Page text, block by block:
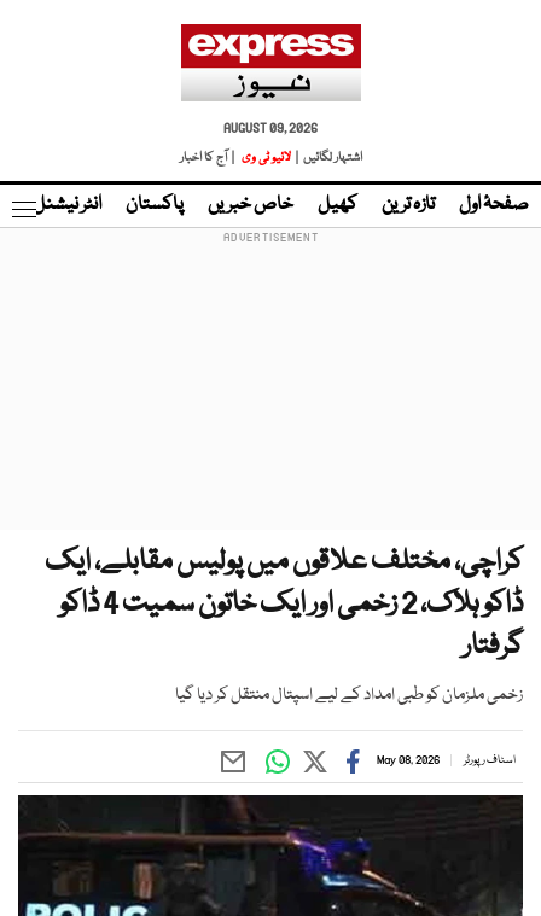
AUGUST 09, 2026
اشتہار لگائیں |
لائیو ٹی وی | آج کا اخبار
صفحۂ اول تازہ ترین کھیل خاص خبریں پاکستان انٹر نیشنل
کراچی، مختلف علاقوں میں پولیس مقابلے، ایک
ڈاکو ہلاک، 2 زخمی اور ایک خاتون سمیت 4 ڈاکو
گرفتار
زخمی ملزمان کو طبی امداد کے لیے اسپتال منتقل کر دیا گیا
اسٹاف رپورٹر May 08, 2026